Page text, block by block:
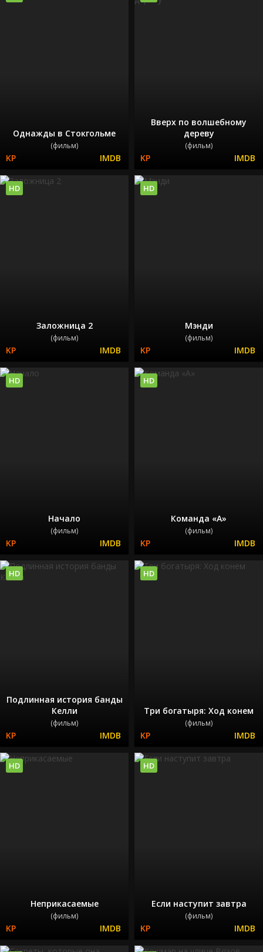
Однажды в Стокгольме
(фильм)
Вверх по волшебному
дереву
(фильм)
Заложница 2
(фильм)
HD
Мэнди
(фильм)
HD
Начало
(фильм)
HD
Команда «А»
(фильм)
HD
Подлинная история банды
Келли
(фильм)
HD
Три богатыря: Ход конем
(фильм)
HD
Неприкасаемые
(фильм)
HD
Если наступит завтра
(фильм)
HD